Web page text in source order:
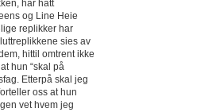
har hatt
og Line Heie
replikker har
sies av
hittil omtrent ikke
hun “skal på
Etterpå skal jeg
oss at hun
vet hvem jeg